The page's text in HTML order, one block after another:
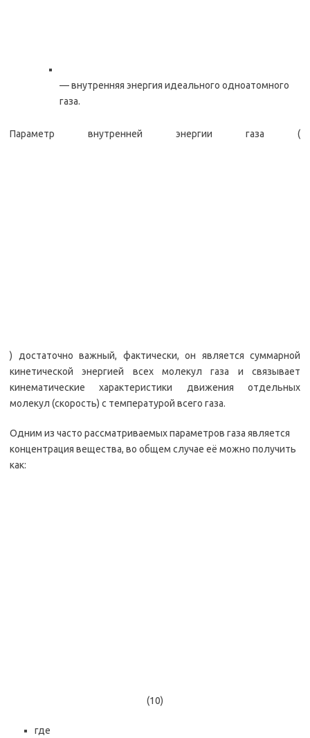
— внутренняя энергия идеального одноатомного
газа.
Параметр внутренней энергии газа (
) достаточно важный, фактически, он является суммарной
кинетической энергией всех молекул газа и связывает
кинематические характеристики движения отдельных
молекул (скорость) с температурой всего газа.
Одним из часто рассматриваемых параметров газа является
концентрация вещества, во общем случае её можно получить
как:
(10)
где